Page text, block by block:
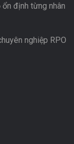
định từng nhân
nghiệp RPO